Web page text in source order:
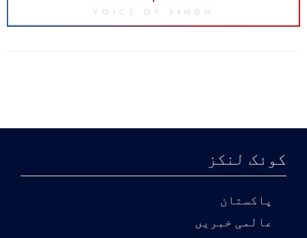
کوئک لنکز
پاکستان
عالمی خبریں